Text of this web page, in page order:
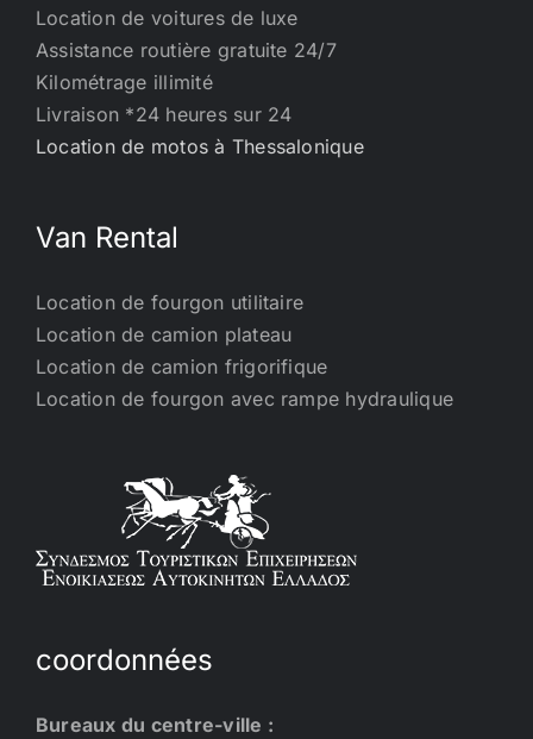
Location de voitures de luxe
Assistance routière gratuite 24/7
Kilométrage illimité
Livraison *24 heures sur 24
Location de motos à Thessalonique
Van Rental
Location de fourgon utilitaire
Location de camion plateau
Location de camion frigorifique
Location de fourgon avec rampe hydraulique
coordonnées
Bureaux du centre-ville :